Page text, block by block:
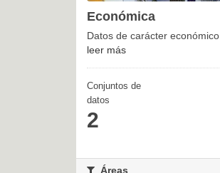
Económica
Datos de carácter económico
leer más
Conjuntos de
datos
2
Áreas